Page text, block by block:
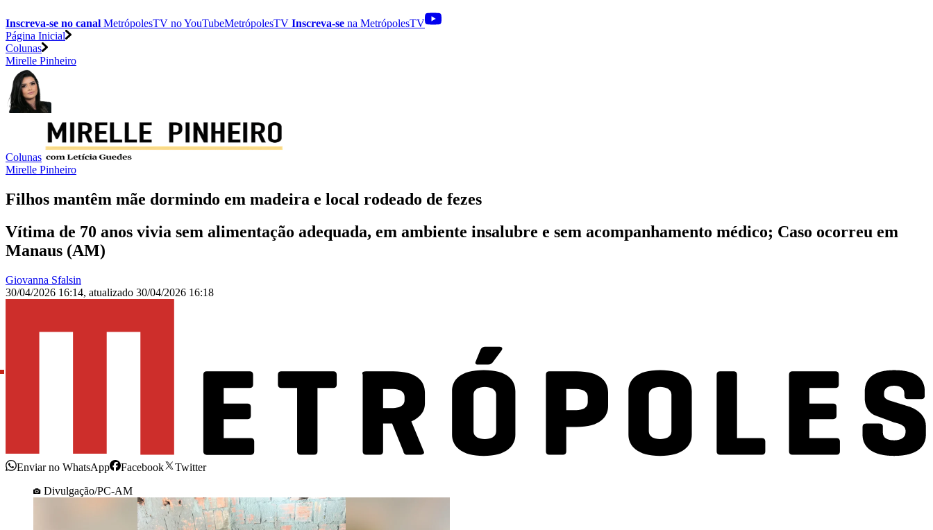
Inscreva-se no canal MetrópolesTV noYouTubeMetrópolesTV Inscreva-se na MetrópolesTV
Página Inicial
Colunas
Mirelle Pinheiro
Colunas
Mirelle Pinheiro
Filhos mantêm mãe dormindo em madeira e local rodeado de fezes
Vítima de 70 anos vivia sem alimentação adequada, em ambiente insalubre e sem acompanhamento médico; Caso ocorreu em
Manaus (AM)
Giovanna Sfalsin
30/04/2026 16:14, atualizado 30/04/2026 16:18
Enviar no WhatsApp Facebook
Twitter
Divulgação/PC-AM